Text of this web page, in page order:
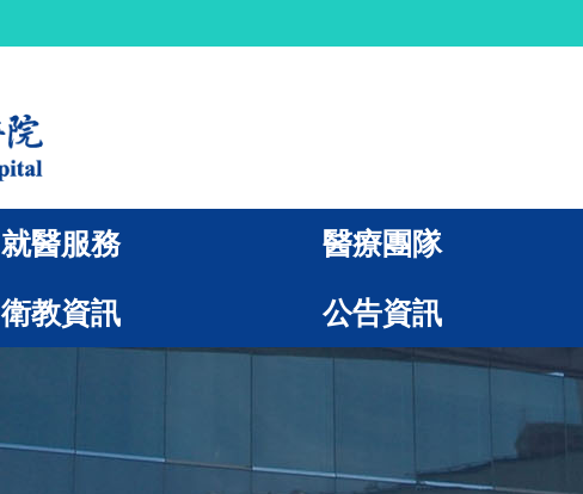
就醫服務 醫療團隊
衛教資訊 公告資訊